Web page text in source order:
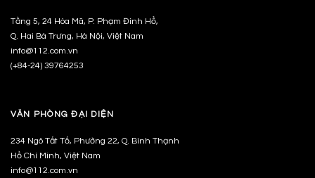
Tầng 5, 24 Hòa Mã, P. Phạm Đình Hổ,
Q. Hai Bà Trưng, Hà Nội, Việt Nam
info@112.com.vn
(+84-24) 39764253
VĂN PHÒNG ĐẠI DIỆN
234 Ngô Tất Tố, Phường 22, Q. Bình Thạnh
Hồ Chí Minh, Việt Nam
info@112.com.vn